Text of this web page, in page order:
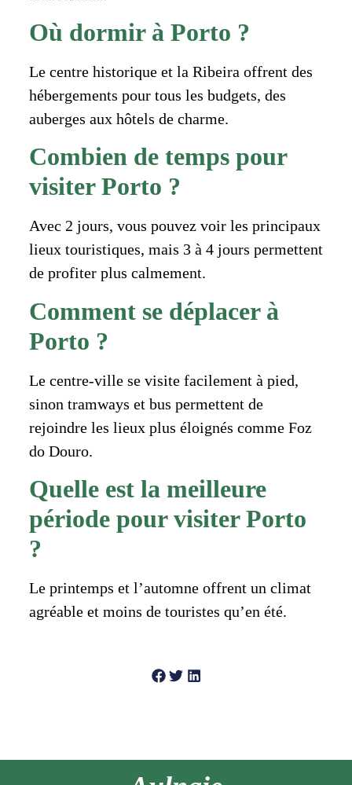
Où dormir à Porto ?
Le centre historique et la Ribeira offrent des
hébergements pour tous les budgets, des
auberges aux hôtels de charme.
Combien de temps pour
visiter Porto ?
Avec 2 jours, vous pouvez voir les principaux
lieux touristiques, mais 3 à 4 jours permettent
de profiter plus calmement.
Comment se déplacer à
Porto ?
Le centre-ville se visite facilement à pied,
sinon tramways et bus permettent de
rejoindre les lieux plus éloignés comme Foz
do Douro.
Quelle est la meilleure
période pour visiter Porto
?
Le printemps et l’automne offrent un climat
agréable et moins de touristes qu’en été.